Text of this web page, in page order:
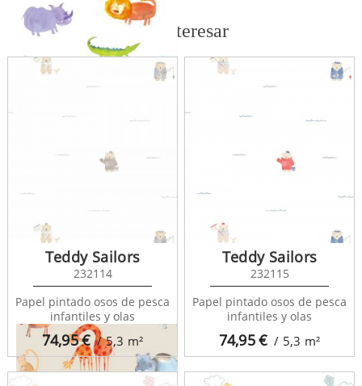
Pint Pintame un Cuento
35100
También te puede interesar
74,95€ / 5,3 m²
Teddy Sailors
232114
Papel pintado osos de pesca
infantiles y olas
74,95€ / 5,3 m²
Teddy Sailors
232115
Papel pintado osos de pesca
infantiles y olas